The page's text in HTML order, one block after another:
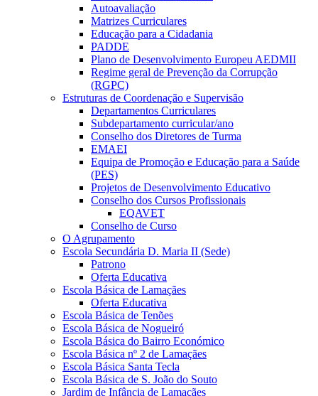
Autoavaliação
Matrizes Curriculares
Educação para a Cidadania
PADDE
Plano de Desenvolvimento Europeu AEDMII
Regime geral de Prevenção da Corrupção
(RGPC)
Estruturas de Coordenação e Supervisão
Departamentos Curriculares
Subdepartamento curricular/ano
Conselho dos Diretores de Turma
EMAEI
Equipa de Promoção e Educação para a Saúde
(PES)
Projetos de Desenvolvimento Educativo
Conselho dos Cursos Profissionais
EQAVET
Conselho de Curso
O Agrupamento
Escola Secundária D. Maria II (Sede)
Patrono
Oferta Educativa
Escola Básica de Lamaçães
Oferta Educativa
Escola Básica de Tenões
Escola Básica de Nogueiró
Escola Básica do Bairro Económico
Escola Básica nº 2 de Lamaçães
Escola Básica Santa Tecla
Escola Básica de S. João do Souto
Jardim de Infância de Lamaçães